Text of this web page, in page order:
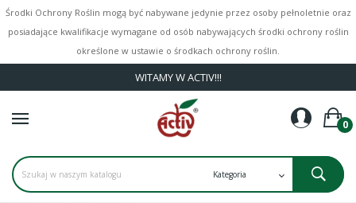
Środki Ochrony Roślin mogą być nabywane jedynie przez osoby pełnoletnie oraz
posiadające kwalifikacje wymagane od osób nabywających środki ochrony roślin
określone w ustawie o środkach ochrony roślin.
WITAMY W ACTIV!!!
0